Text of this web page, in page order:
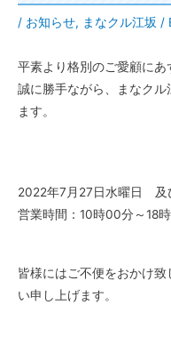
/ お知らせ, まなクル江坂 /
平素より格別のご愛顧にあ
誠に勝手ながら、まなク
ます。
2022年7月27日水曜日
営業時間：10時00分～18
皆様にはご不便をおかけ
い申し上げます。